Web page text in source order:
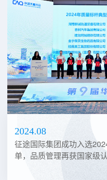
2024.08
征途国际集团成功入选
单，品质管理再获国家级